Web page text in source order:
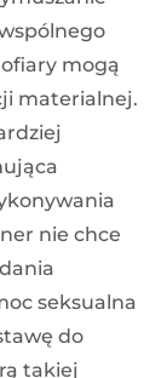
mogą
materialnej.
nie chce
seksualna
do
takiej